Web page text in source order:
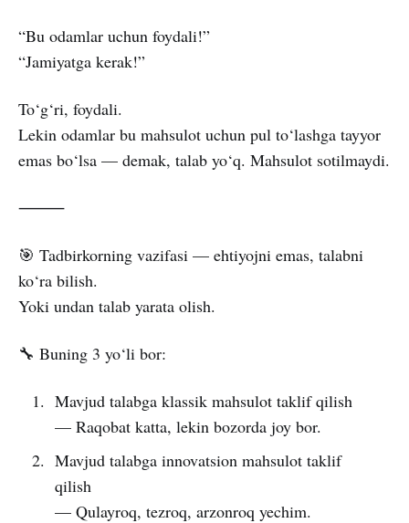
“Bu odamlar uchun foydali!”
“Jamiyatga kerak!”
To‘g‘ri, foydali.
Lekin odamlar bu mahsulot uchun pul to‘lashga tayyor
emas bo‘lsa — demak, talab yo‘q. Mahsulot sotilmaydi.
⸻
🎯 Tadbirkorning vazifasi — ehtiyojni emas, talabni
ko‘ra bilish.
Yoki undan talab yarata olish.
🔧 Buning 3 yo‘li bor:
Mavjud talabga klassik mahsulot taklif qilish
— Raqobat katta, lekin bozorda joy bor.
Mavjud talabga innovatsion mahsulot taklif
qilish
— Qulayroq, tezroq, arzonroq yechim.